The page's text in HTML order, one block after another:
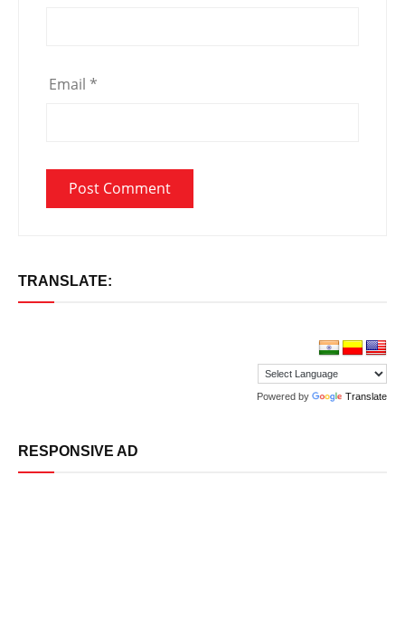
Email *
TRANSLATE:
Powered by Translate
RESPONSIVE AD